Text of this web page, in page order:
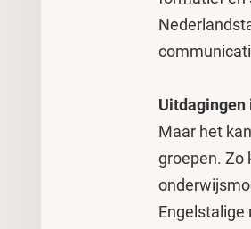
Maar het
groepen. Zo
Engelstalige